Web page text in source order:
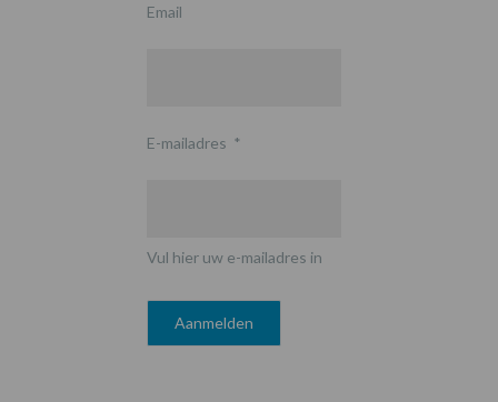
Email
E-mailadres *
Vul hier uw e-mailadres in